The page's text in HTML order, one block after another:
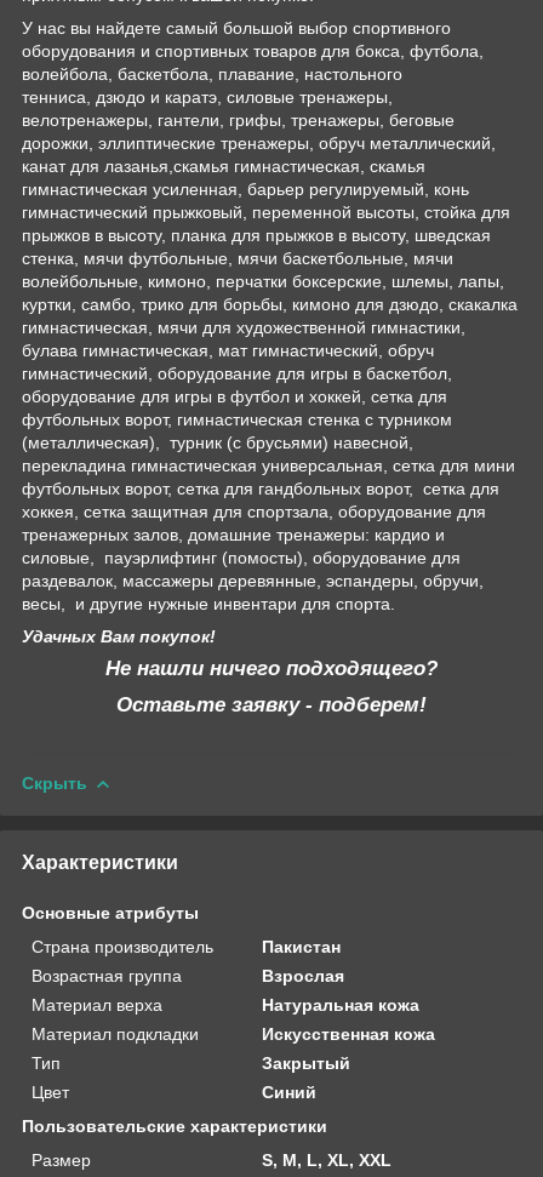
У нас вы найдете самый большой выбор спортивного
оборудования и спортивных товаров для бокса, футбола,
волейбола, баскетбола, плавание, настольного
тенниса, дзюдо и каратэ, силовые тренажеры,
велотренажеры, гантели, грифы, тренажеры, беговые
дорожки, эллиптические тренажеры, обруч металлический,
канат для лазанья,скамья гимнастическая, скамья
гимнастическая усиленная, барьер регулируемый, конь
гимнастический прыжковый, переменной высоты, стойка для
прыжков в высоту, планка для прыжков в высоту, шведская
стенка, мячи футбольные, мячи баскетбольные, мячи
волейбольные, кимоно, перчатки боксерские, шлемы, лапы,
куртки, самбо, трико для борьбы, кимоно для дзюдо, скакалка
гимнастическая, мячи для художественной гимнастики,
булава гимнастическая, мат гимнастический, обруч
гимнастический, оборудование для игры в баскетбол,
оборудование для игры в футбол и хоккей, сетка для
футбольных ворот, гимнастическая стенка с турником
(металлическая), турник (с брусьями) навесной,
перекладина гимнастическая универсальная, сетка для мини
футбольных ворот, сетка для гандбольных ворот, сетка для
хоккея, сетка защитная для спортзала, оборудование для
тренажерных залов, домашние тренажеры: кардио и
силовые, пауэрлифтинг (помосты), оборудование для
раздевалок, массажеры деревянные, эспандеры, обручи,
весы, и другие нужные инвентари для спорта.
Удачных Вам покупок!
Не нашли ничего подходящего?
Оставьте заявку - подберем!
Скрыть
Характеристики
Основные атрибуты
Страна производитель
Пакистан
Возрастная группа
Взрослая
Материал верха
Натуральная кожа
Материал подкладки
Искусственная кожа
Тип
Закрытый
Цвет
Синий
Пользовательские характеристики
Размер
S, M, L, XL, XXL